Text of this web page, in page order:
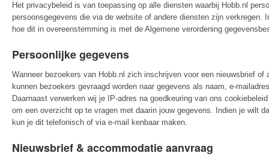
Het privacybeleid is van toepassing op alle diensten waarbij Hobb.nl
persoonsgegevens die via de website of andere diensten zijn
hoe dit in overeenstemming is met de Algemene verordening
Persoonlijke gegevens
Wanneer bezoekers van Hobb.nl zich inschrijven voor een nieuwsbrief
kunnen bezoekers gevraagd worden naar gegevens als naam, e-
Daarnaast verwerken wij je IP-adres na goedkeuring van ons
om een overzicht op te vragen met daarin jouw gegevens. Indien je wilt
kun je dit telefonisch of via e-mail kenbaar maken.
Nieuwsbrief & accommodatie aanvraag